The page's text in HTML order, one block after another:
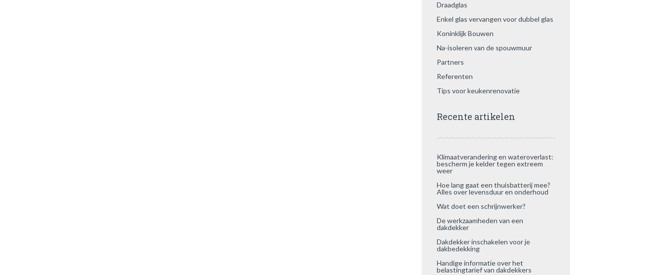
Draadglas
Enkel glas vervangen voor dubbel glas
Koninklijk Bouwen
Na-isoleren van de spouwmuur
Partners
Referenten
Tips voor keukenrenovatie
Recente artikelen
Klimaatverandering en wateroverlast:
bescherm je kelder tegen extreem
weer
Hoe lang gaat een thuisbatterij mee?
Alles over levensduur en onderhoud
Wat doet een schrijnwerker?
De werkzaamheden van een
dakdekker
Dakdekker inschakelen voor je
dakbedekking
Handige informatie over het
belastingtarief van dakdekkers